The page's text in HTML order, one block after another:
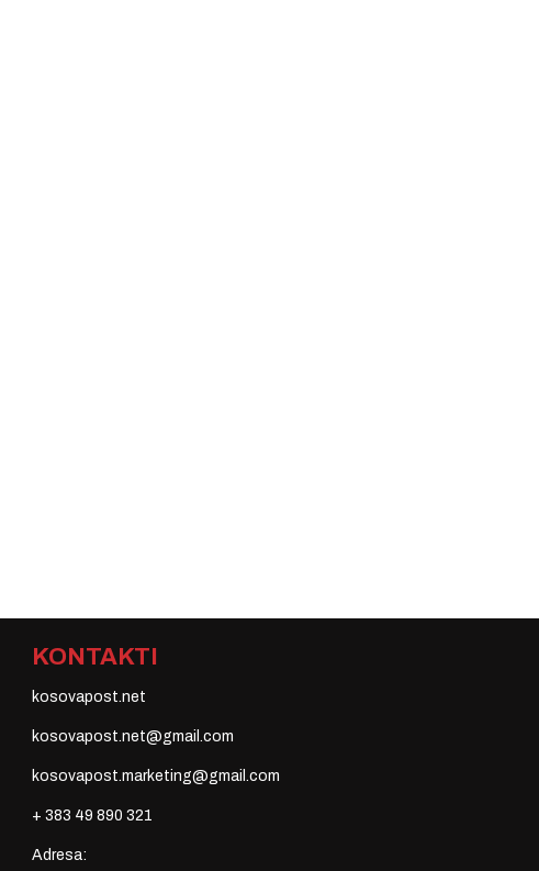
KONTAKTI
kosovapost.net
kosovapost.net@gmail.com
kosovapost.marketing@gmail.com
+ 383 49 890 321
Adresa: